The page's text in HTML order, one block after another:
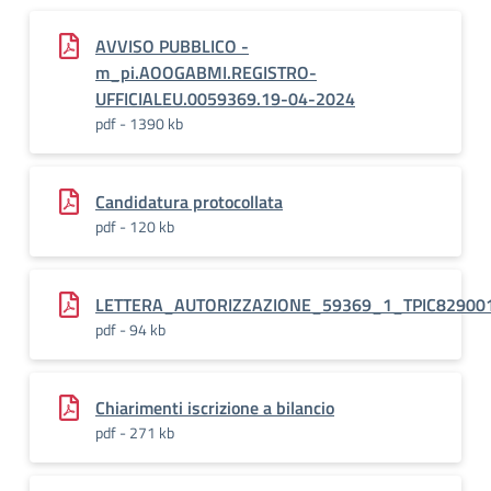
AVVISO PUBBLICO -
m_pi.AOOGABMI.REGISTRO-
UFFICIALEU.0059369.19-04-2024
pdf - 1390 kb
Candidatura protocollata
pdf - 120 kb
pdf - 94 kb
Chiarimenti iscrizione a bilancio
pdf - 271 kb